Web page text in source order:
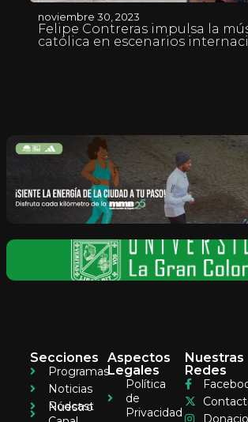
noviembre 30, 2023
Felipe Contreras impulsa la
católica en escenarios
Secciones
Programas
Noticias
Pódcast
Nuestro
Aspectos
Legales
Política
de
Privacidad
Nuestras
Redes